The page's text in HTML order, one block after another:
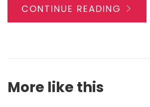
CONTINUE READING
More like this